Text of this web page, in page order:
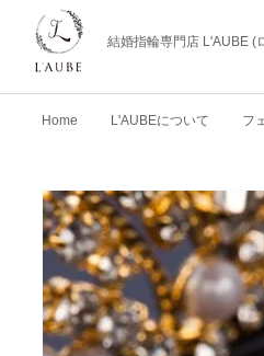
結婚指輪専門店 L'AUBE (
Home L'AUBEについて フ